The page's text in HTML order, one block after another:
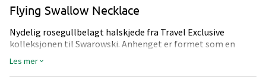
Flying Swallow Necklace
Nydelig rosegullbelagt halskjede fra Travel Exclusive
kolleksjonen til Swarowski. Anhenget er formet som en
flyvende svane med glitrende krystall. Halskjedet er enkelt,
elegant og feminint.
Les mer